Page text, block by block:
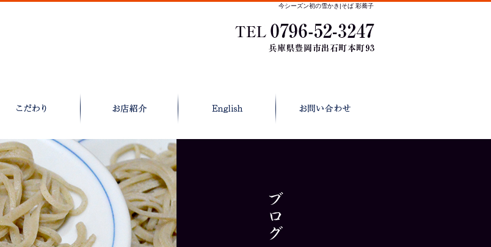
今シーズン初の雪かき|そば 彩蕎子